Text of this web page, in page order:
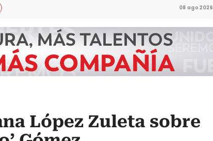
08 ago 2026
López Zuleta sobre